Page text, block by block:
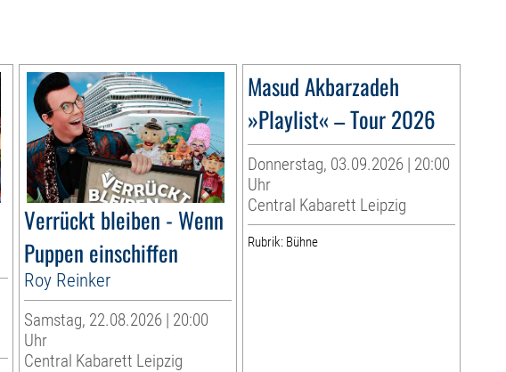
Verrückt bleiben - Wenn
Puppen einschiffen
Roy Reinker
Samstag, 22.08.2026 | 20:00
Uhr
Central Kabarett Leipzig
Masud Akbarzadeh
»Playlist« – Tour 2026
Donnerstag, 03.09.2026 | 20:00
Uhr
Central Kabarett Leipzig
Rubrik: Bühne